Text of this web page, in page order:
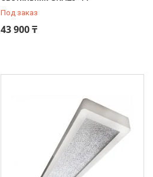
Под заказ
43 900 ₸